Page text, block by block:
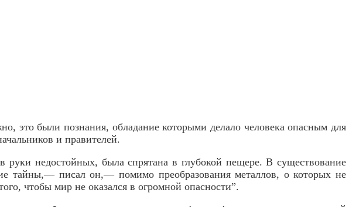
это были познания, обладание которыми делало человека опасным для
и правителей.
недостойных, была спрятана в глубокой пещере. В существование
тайны,— писал он,— помимо преобразования металлов, о которых не
чтобы мир не оказался в огромной опасности”.